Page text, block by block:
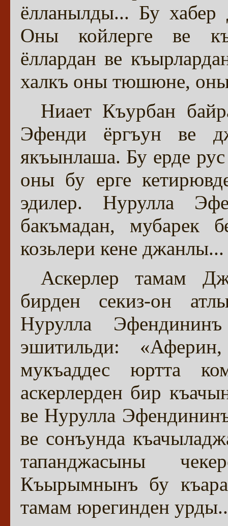
ёлланылды... Бу
Оны койлерге ве
ёллардан ве
халкъ оны тюшюне,
Ниает Къурбан
Эфенди ёргъун ве
якъынлаша. Бу ерде
оны бу ерге
эдилер. Нурулла
бакъмадан, мубарек
козьлери кене джанлы...
Аскерлер тамам
бирден секиз-он
Нурулла
эшитильди:
мукъаддес юртта
аскерлерден бир
ве Нурулла
ве сонъунда
тапанджасыны
Къырымнынъ бу
тамам юрегинден